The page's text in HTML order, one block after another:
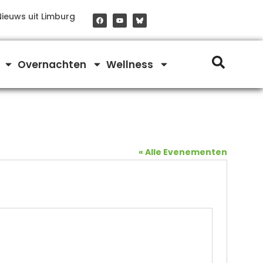
uit Limburg F
a
c
b
k
Y
o
u
u
Overnachten Wellness
« Alle Evenementen